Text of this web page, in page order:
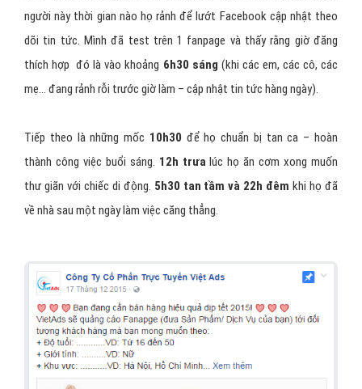
người này thời gian nào họ rảnh để lướt Facebook cập nhật theo
dõi tin tức. Mình đã test trên 1 fanpage và thấy rằng giờ đăng
thích hợp đó là vào khoảng 6h30 sáng (khi các em, các cô, các
mẹ… đang rảnh rỗi trước giờ làm – cập nhật tin tức hàng ngày).
Tiếp theo là những mốc 10h30 để họ chuẩn bị tan ca – hoàn
thành công việc buổi sáng. 12h trưalúc họ ăn cơm xong muốn
thư giãn với chiếc di động. 5h30 tan tầm và 22h đêm khi họ đã
về nhà sau một ngày làm việc căng thẳng.